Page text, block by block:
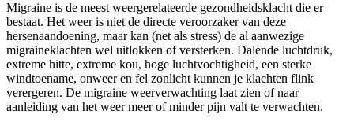
Migraine is de meest weergerelateerde gezondheidsklacht die er
bestaat. Het weer is niet de directe veroorzaker van deze
hersenaandoening, maar kan (net als stress) de al aanwezige
migraineklachten wel uitlokken of versterken. Dalende luchtdruk,
extreme hitte, extreme kou, hoge luchtvochtigheid, een sterke
windtoename, onweer en fel zonlicht kunnen je klachten flink
verergeren. De migraine weerverwachting laat zien of naar
aanleiding van het weer meer of minder pijn valt te verwachten.